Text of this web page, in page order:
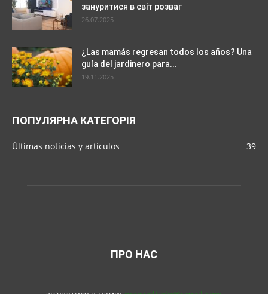
зануритися в світ розваг
26.07.2025
¿Las mamás regresan todos los años? Una
guía del jardinero para...
19.11.2025
ПОПУЛЯРНА КАТЕГОРІЯ
Últimas noticias y artículos 39
ПРО НАС